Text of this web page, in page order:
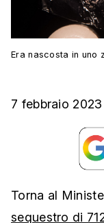
Era nascosta in uno
7 febbraio 2023
Torna al
sequestro di